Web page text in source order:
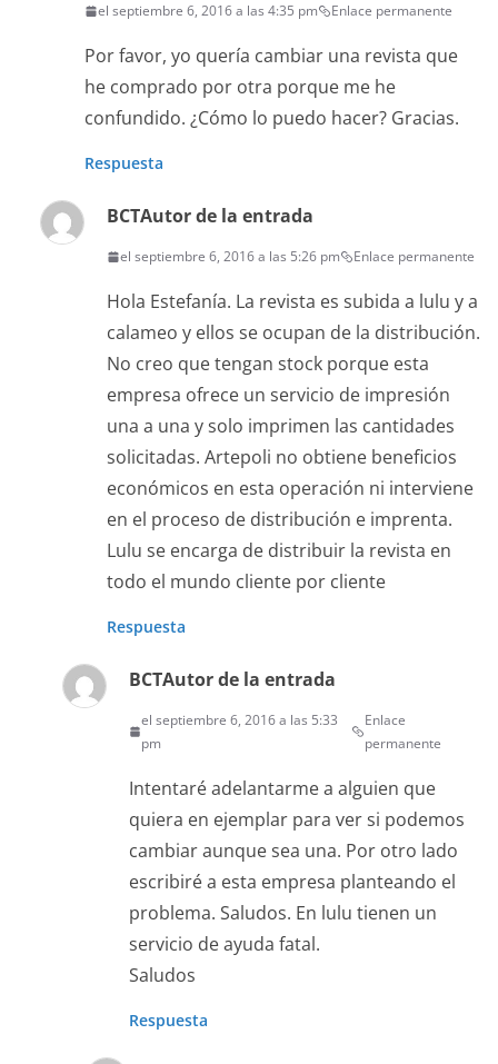
el septiembre 6, 2016 a las 4:35 pm Enlace permanente
Por favor, yo quería cambiar una revista que
he comprado por otra porque me he
confundido. ¿Cómo lo puedo hacer? Gracias.
Respuesta
BCTAutor de la entrada
el septiembre 6, 2016 a las 5:26 pm Enlace permanente
Hola Estefanía. La revista es subida a lulu y a
calameo y ellos se ocupan de la distribución.
No creo que tengan stock porque esta
empresa ofrece un servicio de impresión
una a una y solo imprimen las cantidades
solicitadas. Artepoli no obtiene beneficios
económicos en esta operación ni interviene
en el proceso de distribución e imprenta.
Lulu se encarga de distribuir la revista en
todo el mundo cliente por cliente
Respuesta
BCTAutor de la entrada
el septiembre 6, 2016 a las 5:33
pm
Enlace
permanente
Intentaré adelantarme a alguien que
quiera en ejemplar para ver si podemos
cambiar aunque sea una. Por otro lado
escribiré a esta empresa planteando el
problema. Saludos. En lulu tienen un
servicio de ayuda fatal.
Saludos
Respuesta